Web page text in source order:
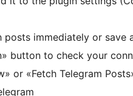
posts immediately or save
button to check your
or «Fetch Telegram